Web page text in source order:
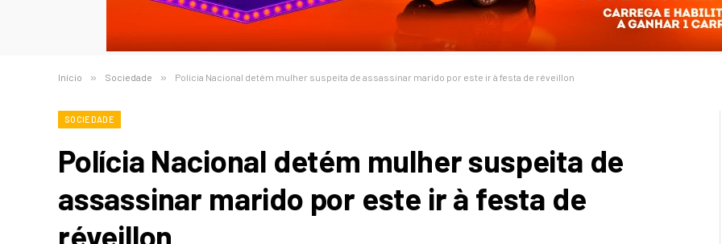
Início » Sociedade » Polícia Nacional detém mulher suspeita de assassinar marido por este ir à festa de réveillon
SOCIEDADE
Polícia Nacional detém mulher suspeita de
assassinar marido por este ir à festa de
réveillon